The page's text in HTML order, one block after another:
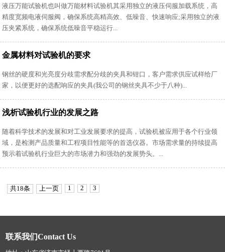
液压万能试验机也叫做万能材料试验机其采用独立的液压伺服加载系统，高
精度宽频电液伺服阀，确保系统高精高效、低噪音、快速响应;采用独立的液
压夹紧系统，确保系统低噪音平稳运行...
金属材料对试验机的要求
钢丝的硬度和光亮度分歧需求配分歧的夹具和钳口，客户需求供应试样给厂
家，以便更好的选配响应的夹具(我公司的钢丝夹具不少于八种)...
浅析试验机行业的发展之路
随着科学技术的发展和对工业发展要求的提高，试验机被应用于各个行业领
域，是检测产品质量和工程项目性能等的首选仪器。市场需求量的持续提高
预示着试验机行业巨大的市场潜力和强劲的发展势头。...
共18条 上一页 1 2 3
联系我们Contact Us